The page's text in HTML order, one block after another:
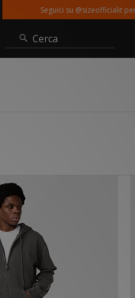
Seguici su @sizeofficialit per le novità
Cerca